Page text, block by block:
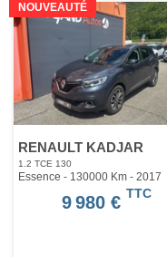
NOUVEAUTÉ
RENAULT KADJAR
1.2 TCE 130
Essence - 130000 Km - 2017
9 980 € TTC